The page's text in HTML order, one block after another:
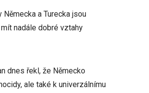
a Turecka jsou
nadále dobré vztahy
dnes řekl, že Německo
ale také k univerzálnímu